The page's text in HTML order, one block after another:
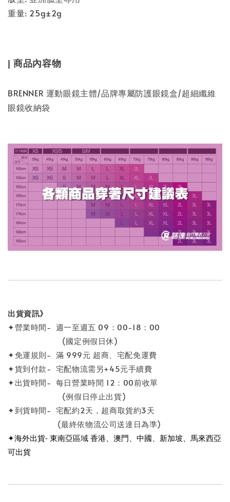
重量: 25g±2g
| 商品內容物
BRENNER 運動眼鏡主體/品牌專屬防護眼鏡盒/超細纖維
眼鏡收納袋
出貨資訊》
✦營業時間- 週一至週五 09：00-18：00
(國定例假日休)
✦免運規則- 滿 999元 超商、宅配免運費
✦貨到付款- 宅配物流需另+45元手續費
✦出貨時間- 每日營業時間 12：00前收單
(例假日停止出貨)
✦到貨時間- 宅配約2天，超商取貨約3天
(最終依物流公司送達日為準)
✦海外出貨- 東南亞區域 香港、澳門、中國、新加坡、馬來西亞
可出貨